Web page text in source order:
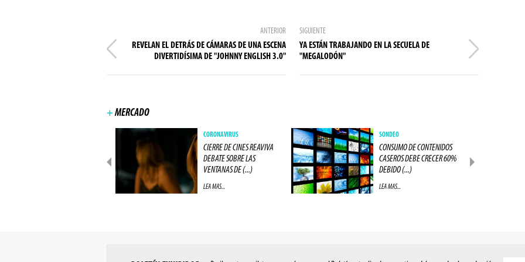
ANTERIOR
REVELAN EL DETRÁS DE CÁMARAS DE UNA ESCENA
DIVERTIDÍSIMA DE "JOHNNY ENGLISH 3.0"
SIGUIENTE
YA ESTÁN TRABAJANDO EN LA SECUELA DE
"MEGALODÓN"
+MERCADO
CORONAVIRUS
CIERRE DE CINES REAVIVA
DEBATE SOBRE LAS
VENTANAS DE (...)
LEA MAS...
SONDEO
CONSUMO DE CONTENIDOS
CASEROS DEBE CRECER 60%
DEBIDO (...)
LEA MAS...